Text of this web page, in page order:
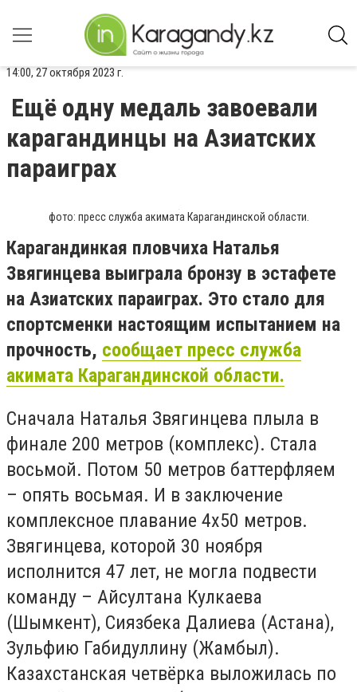
14:00, 27 октября 2023 г.
Ещё одну медаль завоевали
карагандинцы на Азиатских
параиграх
фото: пресс служба акимата Карагандинской области.
Карагандинкая пловчиха Наталья
Звягинцева выиграла бронзу в эстафете
на Азиатских параиграх. Это стало для
спортсменки настоящим испытанием на
прочность, сообщает пресс служба
акимата Карагандинской области.
Сначала Наталья Звягинцева плыла в
финале 200 метров (комплекс). Стала
восьмой. Потом 50 метров баттерфляем
– опять восьмая. И в заключение
комплексное плавание 4х50 метров.
Звягинцева, которой 30 ноября
исполнится 47 лет, не могла подвести
команду – Айсултана Кулкаева
(Шымкент), Сиязбека Далиева (Астана),
Зульфию Габидуллину (Жамбыл).
Казахстанская четвёрка выложилась по